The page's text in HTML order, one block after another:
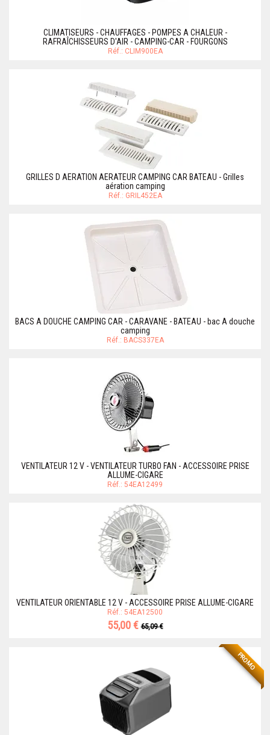
CLIMATISEURS - CHAUFFAGES - POMPES A CHALEUR -
RAFRAÎCHISSEURS D'AIR - CAMPING-CAR - FOURGONS
Réf.: CLIM900EA
GRILLES D AERATION AERATEUR CAMPING CAR BATEAU - Grilles
aération camping
Réf.: GRIL452EA
BACS A DOUCHE CAMPING CAR - CARAVANE - BATEAU - bac A douche
camping
Réf.: BACS337EA
VENTILATEUR 12 V - VENTILATEUR TURBO FAN - ACCESSOIRE PRISE
ALLUME-CIGARE
Réf.: 54EA12499
VENTILATEUR ORIENTABLE 12 V - ACCESSOIRE PRISE ALLUME-CIGARE
Réf.: 54EA12500
55,00 €65,09 €
PROMO